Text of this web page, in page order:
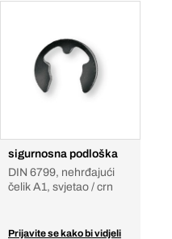
sigurnosna podloška
DIN 6799, nehrđajući
čelik A1, svjetao / crn
Prijavite se kako bi vidjeli